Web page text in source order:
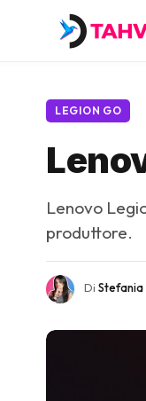
LEGION GO
Lenovo
produttore.
Di Stefania